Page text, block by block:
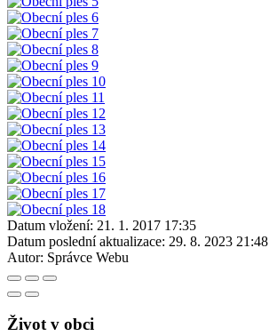
Datum vložení: 21. 1. 2017 17:35
Datum poslední aktualizace: 29. 8. 2023 21:48
Autor: Správce Webu
Život v obci